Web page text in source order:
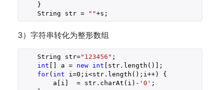
    }
    String str =
""+s;
3）字符串转化为整形数组
    String str=
"123456" ;
int [] a = new int [str.length()];
for( int i=0 ;i<str.length();i++) {
        a[i]  = str.charAt(i)-
'0' ;